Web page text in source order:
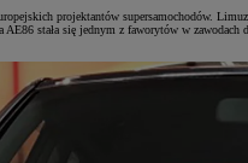
projektantów supersamochodów.
stała się jednym z faworytów w